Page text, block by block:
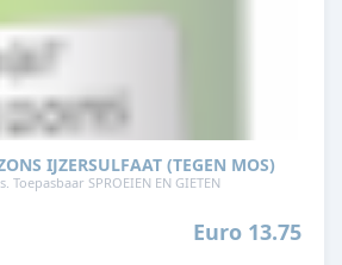
IJZERSULFAAT (TEGEN MOS)
Toepasbaar SPROEIEN EN GIETEN
Euro 13.75